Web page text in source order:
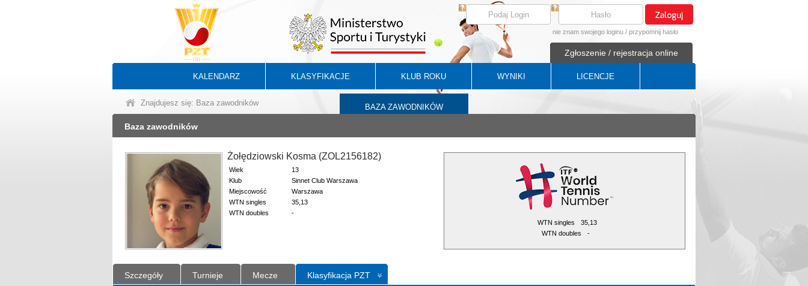
nie znam swojego loginu / przypomnij hasło
Zgłoszenie / rejestracja online
KALENDARZ KLASYFIKACJE KLUB ROKU WYNIKI LICENCJE
BAZA ZAWODNIKÓW
Znajdujesz się: Baza zawodników
Baza zawodników
Żołędziowski Kosma (ZOL2156182)
Wiek
13
Klub
Sinnet Club Warszawa
Miejscowość
Warszawa
WTN singles
35,13
WTN doubles
-
WTN singles
35,13
WTN doubles
-
Szczegóły Turnieje Mecze Klasyfikacja PZT